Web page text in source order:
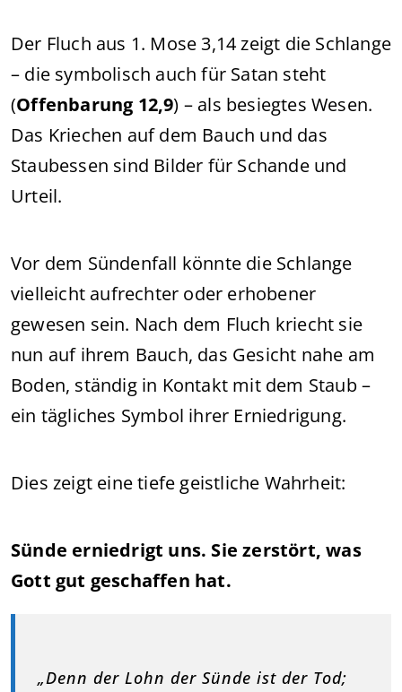
Der Fluch aus 1. Mose 3,14 zeigt die Schlange
– die symbolisch auch für Satan steht
(Offenbarung 12,9) – als besiegtes Wesen.
Das Kriechen auf dem Bauch und das
Staubessen sind Bilder für Schande und
Urteil.
Vor dem Sündenfall könnte die Schlange
vielleicht aufrechter oder erhobener
gewesen sein. Nach dem Fluch kriecht sie
nun auf ihrem Bauch, das Gesicht nahe am
Boden, ständig in Kontakt mit dem Staub –
ein tägliches Symbol ihrer Erniedrigung.
Dies zeigt eine tiefe geistliche Wahrheit:
Sünde erniedrigt uns. Sie zerstört, was
Gott gut geschaffen hat.
„Denn der Lohn der Sünde ist der Tod;